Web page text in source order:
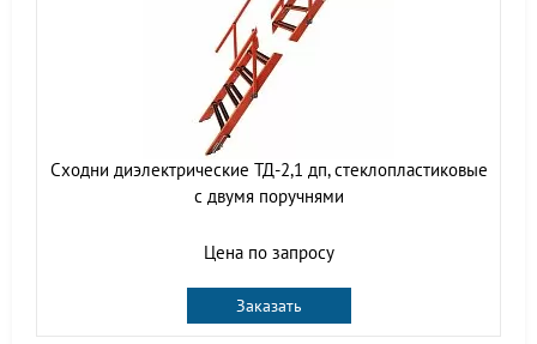
Сходни диэлектрические ТД-2,1 дп, стеклопластиковые
с двумя поручнями
Цена по запросу
Заказать